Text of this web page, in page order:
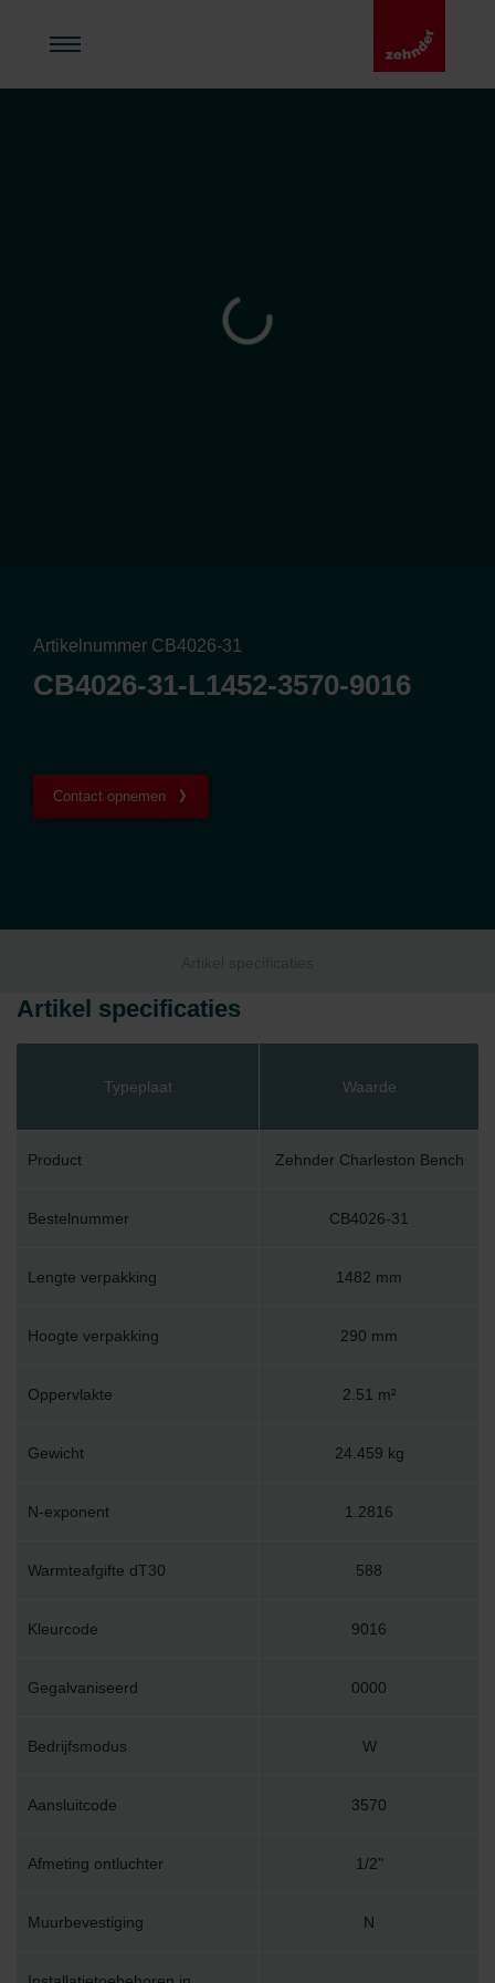
Artikelnummer CB4026-31
CB4026-31-L1452-3570-9016
Contact opnemen
Artikel specificaties
Artikel specificaties
Typeplaat Waarde
Product Zehnder Charleston Bench
Bestelnummer CB4026-31
Lengte verpakking 1482 mm
Hoogte verpakking 290 mm
Oppervlakte 2.51 m²
Gewicht 24.459 kg
N-exponent 1.2816
Warmteafgifte dT30 588
Kleurcode 9016
Gegalvaniseerd 0000
Bedrijfsmodus W
Aansluitcode 3570
Afmeting ontluchter 1/2"
Muurbevestiging N